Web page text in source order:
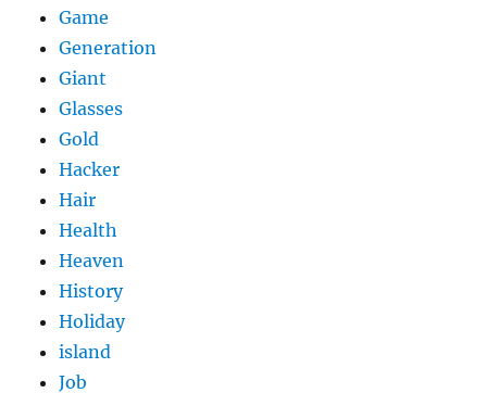
Game
Generation
Giant
Glasses
Gold
Hacker
Hair
Health
Heaven
History
Holiday
island
Job